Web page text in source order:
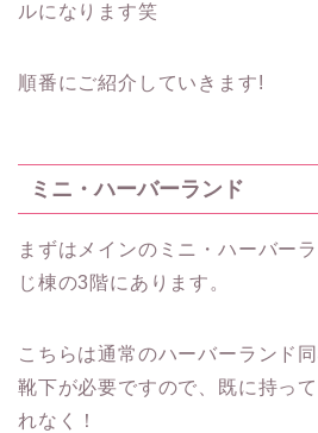
ルになります笑
順番にご紹介していきます!
ミニ・ハーバーランド
まずはメインのミニ・ハーバー
じ棟の3階にあります。
こちらは通常のハーバーランド
靴下が必要ですので、既に持っ
れなく！